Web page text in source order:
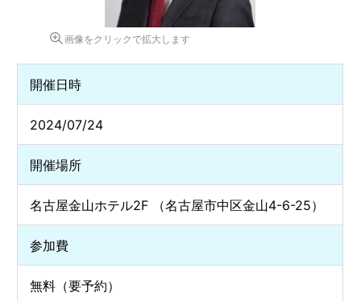
画像をクリックで拡大します
開催日時
2024/07/24
開催場所
名古屋金山ホテル2F （名古屋市中区金山4-6-25）
参加費
無料（要予約）